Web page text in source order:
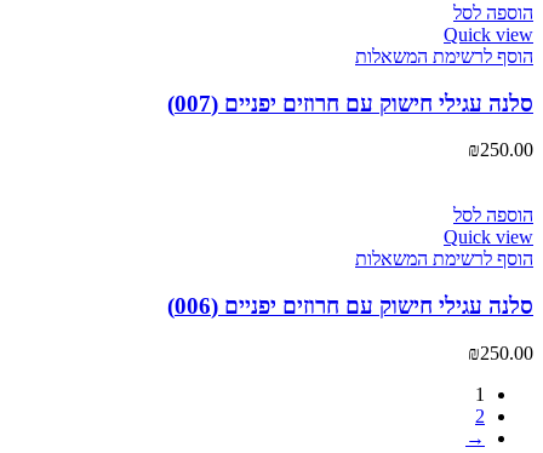
הוספה לסל
Quick view
הוסף לרשימת המשאלות
סלנה עגילי חישוק עם חרוזים יפניים (007)
₪250.00
הוספה לסל
Quick view
הוסף לרשימת המשאלות
סלנה עגילי חישוק עם חרוזים יפניים (006)
₪250.00
1
2
→